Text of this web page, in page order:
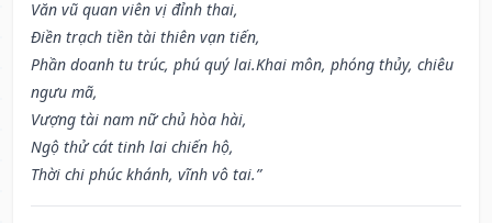
Văn vũ quan viên vị đỉnh thai,
Điền trạch tiền tài thiên vạn tiến,
Phần doanh tu trúc, phú quý lai.Khai môn, phóng thủy, chiêu
ngưu mã,
Vượng tài nam nữ chủ hòa hài,
Ngộ thử cát tinh lai chiến hộ,
Thời chi phúc khánh, vĩnh vô tai.”